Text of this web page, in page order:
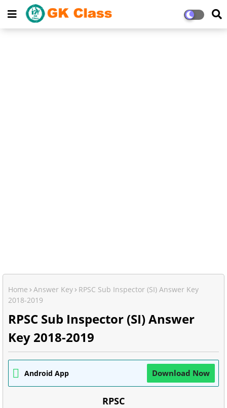
Home Answer Key
RPSC Sub Inspector (SI) Answer Key
2018-2019
RPSC Sub Inspector (SI) Answer
Key 2018-2019
Android App Download Now
RPSC